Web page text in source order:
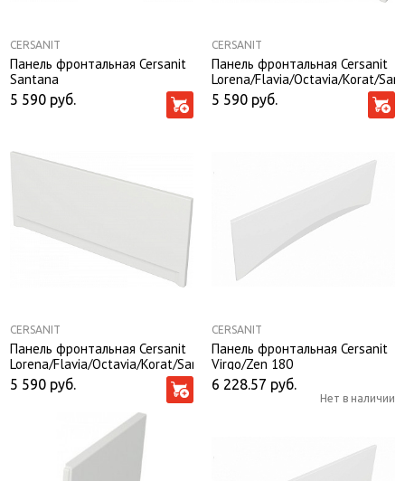
CERSANIT
Панель фронтальная Cersanit
Santana
5 590 руб.
CERSANIT
Панель фронтальная Cersanit
Lorena/Flavia/Octavia/Korat/
150
5 590 руб.
CERSANIT
Панель фронтальная Cersanit
Lorena/Flavia/Octavia/Korat/Santana
160
5 590 руб.
CERSANIT
Панель фронтальная Cersanit
Virgo/Zen 180
6 228.57 руб.
Нет в наличии